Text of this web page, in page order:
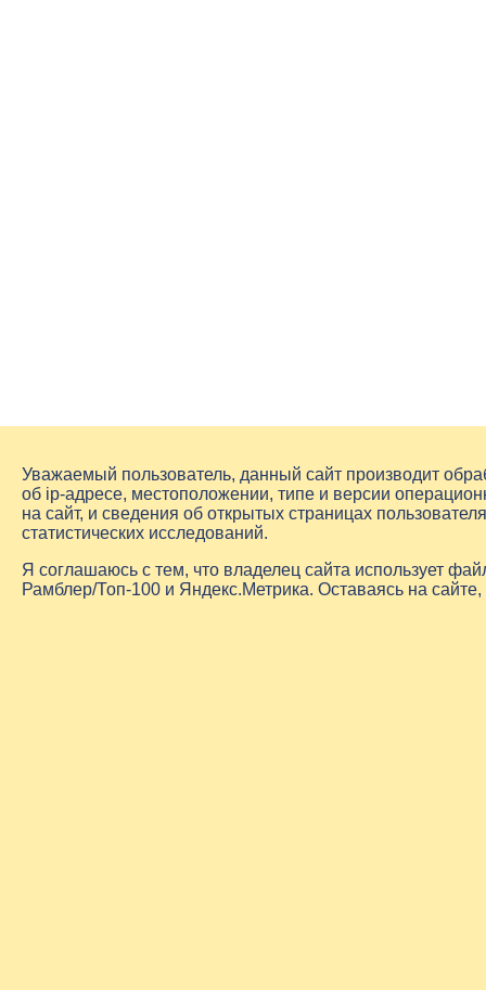
Уважаемый пользователь, данный сайт производит
об ip-адресе, местоположении, типе и версии
на сайт, и сведения об открытых страницах
статистических исследований.
Я соглашаюсь с тем, что владелец сайта использует
Рамблер/Топ-100 и Яндекс.Метрика. Оставаясь на